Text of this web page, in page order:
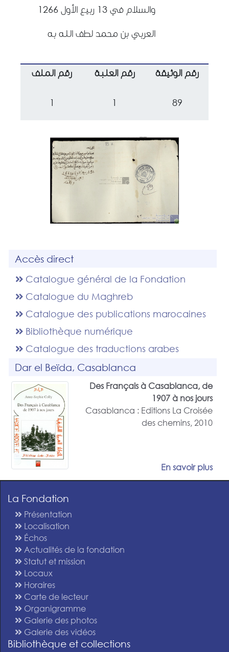
Accès direct
Catalogue général de la Fondation
Catalogue du Maghreb
Catalogue des publications marocaines
Bibliothèque numérique
Catalogue des traductions arabes
Dar el Beïda, Casablanca
Des Français à Casablanca, de
1907 à nos jours
Casablanca : Editions La Croisée
des chemins, 2010
En savoir plus
والسلام في 13 ربيع الأول 1266
العربي بن محمد لطف الله به
رقم الملف رقم العلبة رقم الوثيقة
1 1 89
La Fondation
Présentation
Localisation
Échos
Actualités de la fondation
Statut et mission
Locaux
Horaires
Carte de lecteur
Organigramme
Galerie des photos
Galerie des vidéos
Bibliothèque et collections